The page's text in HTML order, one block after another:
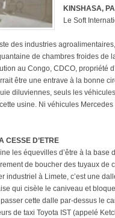
KINSHASA,
Le Soft
des industries
de chambres froides de
au Congo, CDCO, propriété
être une entrave à la bonne
diluviennes, seuls les
usine. Ni véhicules
CESSE D’ETRE
les équevilles d’être à la base
de boucher des tuyaux de
industriel à Limete, c’est une
qui cisèle le caniveau et
cette dalle par-dessus le
de taxi Toyota IST (appelé